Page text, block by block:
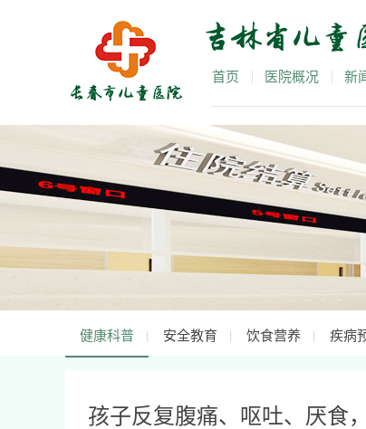
首页 医院概况 新
健康科普 安全教育 饮食营养 疾病
孩子反复腹痛、呕吐、厌食